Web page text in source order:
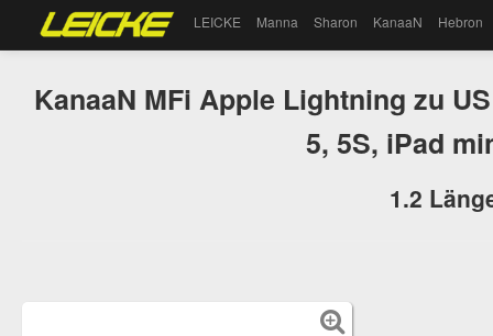
LEICKE Manna Sharon KanaaN Hebron
KanaaN MFi Apple Lightning zu
5, 5S, iPad
1.2